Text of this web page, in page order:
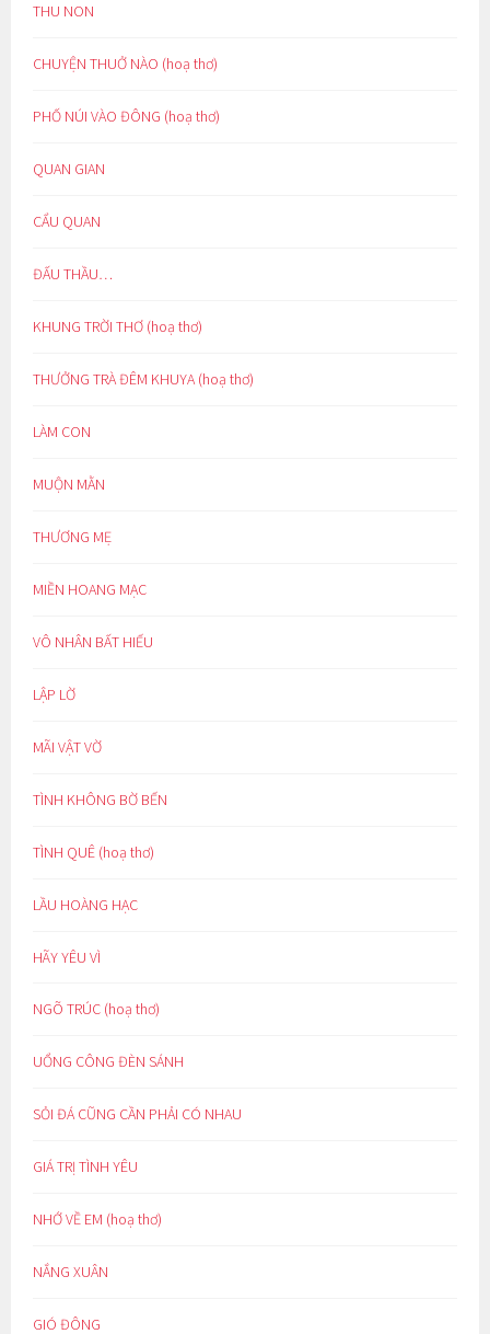
THU NON
CHUYỆN THUỞ NÀO (hoạ thơ)
PHỐ NÚI VÀO ĐÔNG (hoạ thơ)
QUAN GIAN
CẨU QUAN
ĐẤU THẦU…
KHUNG TRỜI THƠ (hoạ thơ)
THƯỞNG TRÀ ĐÊM KHUYA (hoạ thơ)
LÀM CON
MUỘN MẰN
THƯƠNG MẸ
MIỀN HOANG MẠC
VÔ NHÂN BẤT HIẾU
LẬP LỜ
MÃI VẬT VỜ
TÌNH KHÔNG BỜ BẾN
TÌNH QUÊ (hoạ thơ)
LẦU HOÀNG HẠC
HÃY YÊU VÌ
NGÕ TRÚC (hoạ thơ)
UỔNG CÔNG ĐÈN SÁNH
SỎI ĐÁ CŨNG CẦN PHẢI CÓ NHAU
GIÁ TRỊ TÌNH YÊU
NHỚ VỀ EM (hoạ thơ)
NẮNG XUÂN
GIÓ ĐÔNG